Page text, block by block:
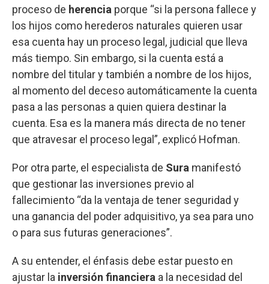
proceso de herencia porque “si la persona fallece y
los hijos como herederos naturales quieren usar
esa cuenta hay un proceso legal, judicial que lleva
más tiempo. Sin embargo, si la cuenta está a
nombre del titular y también a nombre de los hijos,
al momento del deceso automáticamente la cuenta
pasa a las personas a quien quiera destinar la
cuenta. Esa es la manera más directa de no tener
que atravesar el proceso legal”, explicó Hofman.
Por otra parte, el especialista de Sura manifestó
que gestionar las inversiones previo al
fallecimiento “da la ventaja de tener seguridad y
una ganancia del poder adquisitivo, ya sea para uno
o para sus futuras generaciones”.
A su entender, el énfasis debe estar puesto en
ajustar la inversión financiera a la necesidad del